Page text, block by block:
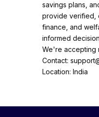
savings plans,
provide verified,
finance, and
informed
We're accepting
Contact:
Location: India